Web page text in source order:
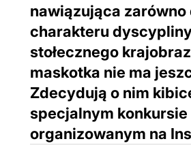
nawiązująca zarówno
charakteru
stołecznego
maskotka nie ma
Zdecydują o nim
specjalnym konkursie
organizowanym na